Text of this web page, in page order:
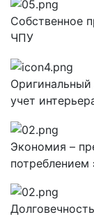
Собственное
ЧПУ
учет
Экономия –
потреблением